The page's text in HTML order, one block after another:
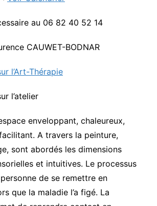
au 06 82 40 52 14
CAUWET-BODNAR
l’Art-Thérapie
l’atelier
enveloppant, chaleureux,
A travers la peinture,
sont abordés les dimensions
et intuitives. Le processus
de se remettre en
que la maladie l’a figé. La